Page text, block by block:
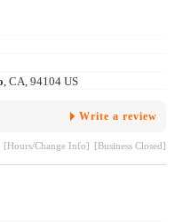
, CA, 94104 US
Write a review
[Hours/Change Info] [Business Closed]